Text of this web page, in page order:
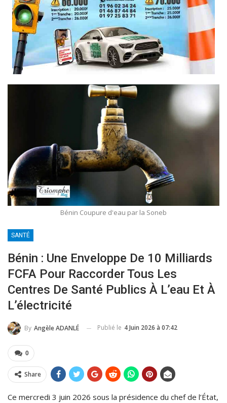
Bénin Coupure d'eau par la Soneb
SANTÉ
Bénin : Une Enveloppe De 10 Milliards
FCFA Pour Raccorder Tous Les
Centres De Santé Publics À L’eau Et À
L’électricité
By Angèle ADANLÉ Publié le 4 Juin 2026 à 07:42
0
Share
Ce mercredi 3 juin 2026 sous la présidence du chef de l’État,